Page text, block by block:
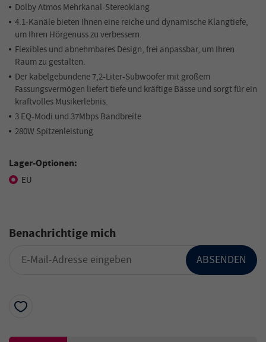
Dolby Atmos Mehrkanal-Stereoklang
4.1-Kanäle bieten Ihnen eine reiche und dynamische Klangtiefe,
um Ihren Hörgenuss zu verbessern.
Flexibles und abnehmbares Design, frei anpassbar, um Ihren
Raum zu gestalten.
Der kabelgebundene 7,2-Liter-Subwoofer mit großem
Fassungsvermögen liefert tiefe und kräftige Bässe und sorgt für ein
kraftvolles Musikerlebnis.
3 EQ-Modi und 37Mbps Bandbreite
280W Spitzenleistung
Lager-Optionen:
EU
Benachrichtige mich
ABSENDEN